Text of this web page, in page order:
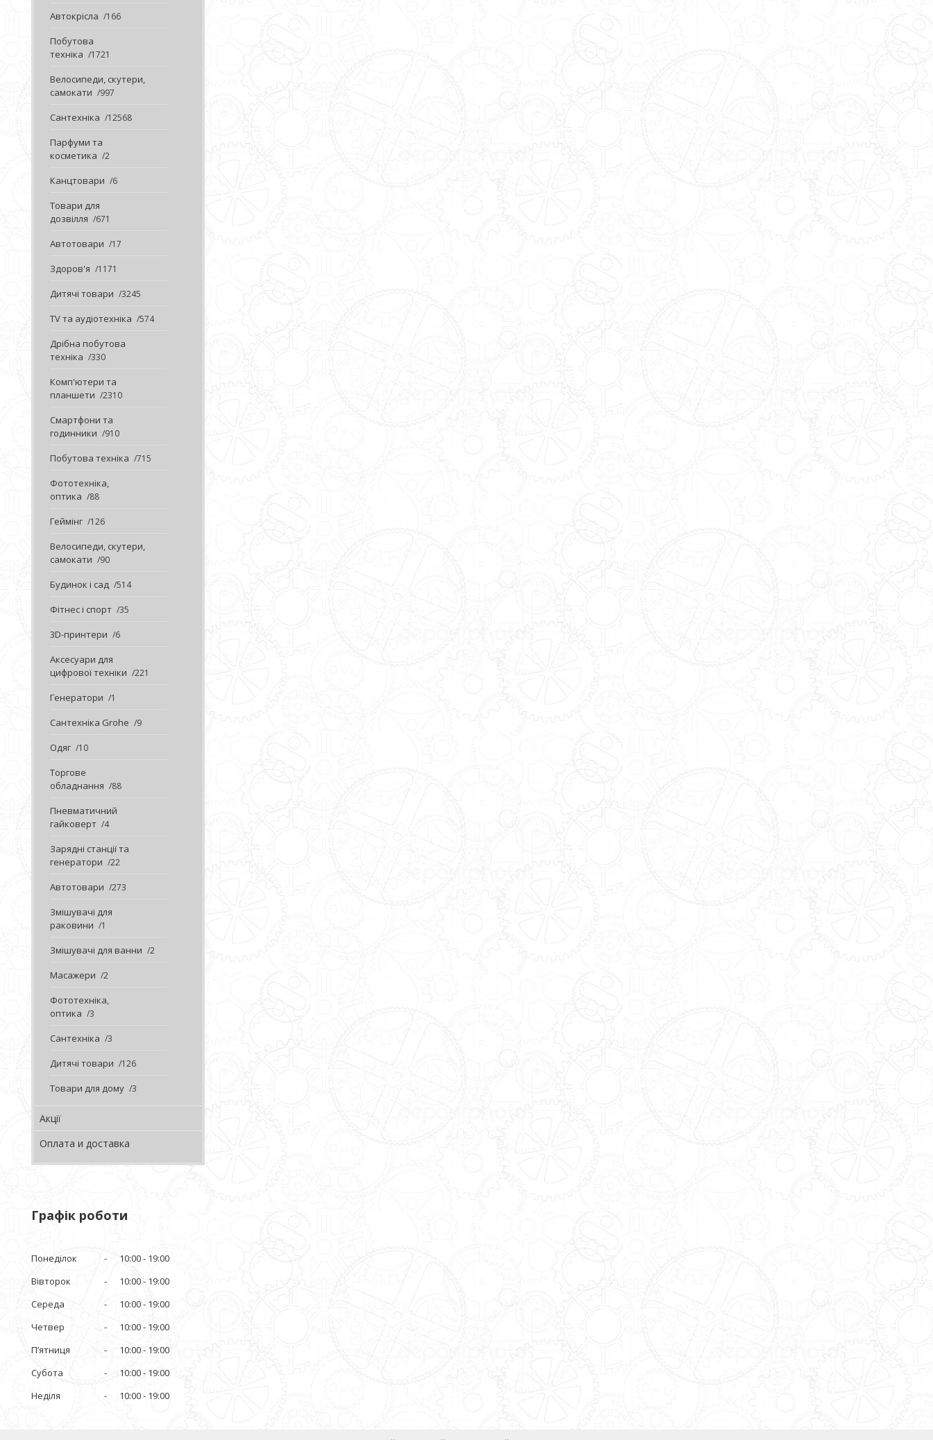
Автокрісла 166
Побутова
техніка
1721
Велосипеди, скутери,
самокати
997
Сантехніка 12568
Парфуми та
косметика
2
Канцтовари 6
Товари для
дозвілля
671
Автотовари 17
Здоров'я 1171
Дитячі товари 3245
TV та аудіотехніка 574
Дрібна побутова
техніка
330
Комп'ютери та
планшети
2310
Смартфони та
годинники
910
Побутова техніка 715
Фототехніка,
оптика
88
Геймінг 126
Велосипеди, скутери,
самокати
90
Будинок і сад 514
Фітнес і спорт 35
3D-принтери 6
Аксесуари для
цифрової техніки
221
Генератори 1
Сантехніка Grohe 9
Одяг 10
Торгове
обладнання
88
Пневматичний
гайковерт
4
Зарядні станції та
генератори
22
Автотовари 273
Змішувачі для
раковини
1
Змішувачі для ванни 2
Масажери 2
Фототехніка,
оптика
3
Сантехніка 3
Дитячі товари 126
Товари для дому 3
Акції
Оплата и доставка
Графік роботи
Понеділок 10:00
19:00
Вівторок
10:00
19:00
Середа
10:00
19:00
Четвер
10:00
19:00
Пʼятниця
10:00
19:00
Субота
10:00
19:00
Неділя
10:00 19:00